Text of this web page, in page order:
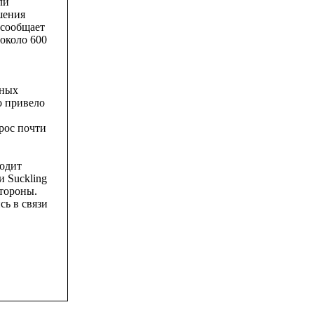
600
привело
почти
Suckling
в связи